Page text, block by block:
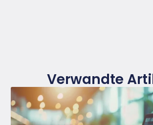
Verwandte